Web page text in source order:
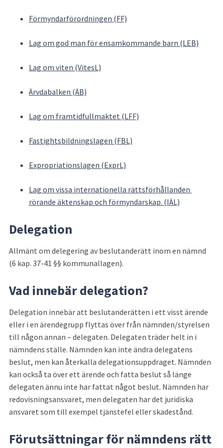
Förmyndarförordningen (FF)
Lag om god man för ensamkommande barn (LEB)
Lag om viten (VitesL)
Ärvdabalken (ÄB)
Lag om framtidfullmaktet (LFF)
Fastightsbildningslagen (FBL)
Expropriationslagen (ExprL)
Lag om vissa internationella rättsförhållanden
rörande äktenskap och förmyndarskap. (IÄL)
Delegation
Allmänt om delegering av beslutanderätt inom en nämnd
(6 kap. 37-41 §§ kommunallagen).
Vad innebär delegation?
Delegation innebär att beslutanderätten i ett visst ärende
eller i en ärendegrupp flyttas över från nämnden/styrelsen
till någon annan – delegaten. Delegaten träder helt in i
nämndens ställe. Nämnden kan inte ändra delegatens
beslut, men kan återkalla delegationsuppdraget. Nämnden
kan också ta över ett ärende och fatta beslut så länge
delegaten ännu inte har fattat något beslut. Nämnden har
redovisningsansvaret, men delegaten har det juridiska
ansvaret som till exempel tjänstefel eller skadestånd.
Förutsättningar för nämndens rätt